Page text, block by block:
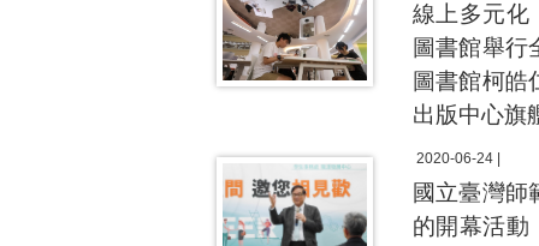
線上多元化
圖書館舉行
圖書館柯皓
出版中心旗
2020-06-24 |
國立臺灣師
的開幕活動